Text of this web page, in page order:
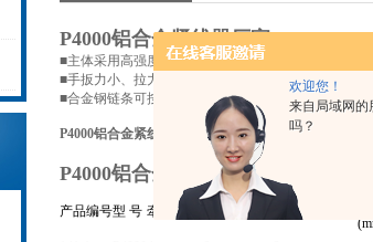
欢迎您！
来自局域网的
吗？
P4000铝合金紧线器厂家
■主体采用高强度镁铝合金材料，链条采用高强度特制
■手扳力小、拉力强；体积特小、重量特轻、携带方便
■合金钢链条可按照需要定做加长。订货时需注明
P4000铝合金紧线器
P4000铝合金紧线器厂家
产品编号型 号 牵引力(T) 试验负荷(T) 链条直径 (mm)